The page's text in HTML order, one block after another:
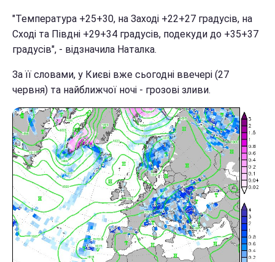
"Температура +25+30, на Заході +22+27 градусів, на
Сході та Півдні +29+34 градусів, подекуди до +35+37
градусів", - відзначила Наталка.
За її словами, у Києві вже сьогодні ввечері (27
червня) та найближчої ночі - грозові зливи.